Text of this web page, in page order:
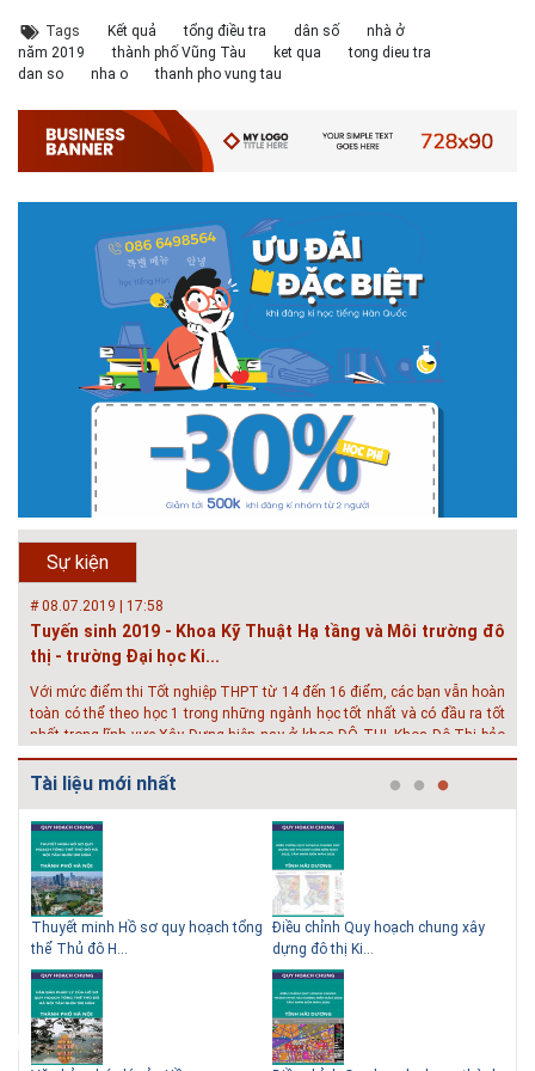
Tags Kết quả tổng điều tra dân số
nhà ở
năm 2019
thành phố Vũng Tàu ket qua
tong dieu tra
dan so
nha o thanh pho vung tau
Sự kiện
# 05.04.2025 | 17:16
Tuyển sinh 2025, Khoa kỹ thuật hạ tầng và môi trường đô thị
- Đại học Kiến trúc...
Thông tin tuyển sinh đại học 2025 Khoa kỹ thuật hạ tầng và môi trường
đô thị - Đại học Kiến trúc Hà Nội Tuyển sinh đại học với 280 chỉ tiêu, thời
gian đào tạo 4,5 năm
# 05.04.2020 | 20:30
GIAO LƯU TRỰC TUYẾN - TƯ VẤN TUYỂN SINH ĐẠI HỌC
CHÍNH QUY ĐẠI HỌC KIẾN TRÚC NĂM...
Năm nay, kỳ thi THPT quốc gia dự kiến diễn ra vào tháng 8. Trường Đại
học Kiến trúc Hà Nội chúc các bạn học sinh cuối cấp ôn thi thật tốt MỜI
QUÝ PHỤ HUYNH VÀ CÁC EM ĐÓN XEM GIAO LƯU TRỰC TUYẾN "TƯ
VẤN TUYỂN SINH ĐẠI H...
# 08.07.2019 | 17:58
Tuyến sinh 2019 - Khoa Kỹ Thuật Hạ tầng và Môi trường đô
thị - trường Đại học Ki...
Với mức điểm thi Tốt nghiệp THPT từ 14 đến 16 điểm, các bạn vẫn hoàn
toàn có thể theo học 1 trong những ngành học tốt nhất và có đầu ra tốt
nhất trong lĩnh vực Xây Dựng hiện nay ở khoa ĐÔ THỊ. Khoa Đô Thị bảo
đảm 100% t...
# 26.06.2018 | 10:57
Hội thảo quốc tế ''Xây dựng đô thị thông minh – Hướng đến
phát triển bền vững” /...
Phát triển đô thị thông minh và bền vững đang là mục tiêu của rất nhiều
thành phố trên thế giới. Tại Việt Nam, đã có gần 20 tỉnh, thành phố trên
toàn quốc đang triển khai hoặc khởi động các đề án về đô thị thông
minh. Vi...
# 23.06.2018 | 15:37
Hội thảo về sàn bê tông chất lượng cao tại Hà Nội và TP Hồ
Chí Minh
Hội thảo “Sàn bê tông chất lượng cao – công nghệ mới nhất tại Châu Âu
Tài liệu mới nhất
Thuyết minh Hồ sơ quy hoạch tổng
thể Thủ đô H...
Điều chỉnh Quy hoạch chung xây
dựng đô thị Ki...